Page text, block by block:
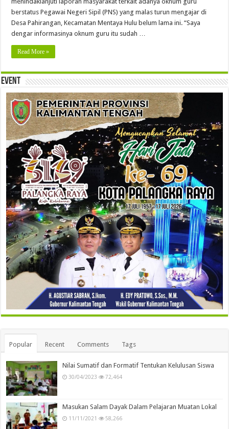
berstatus Pegawai Negeri Sipil (PNS) yang malas turun mengajar di
Desa Pahirangan, Kecamatan Mentaya Hulu belum lama ini. “Saya
dengar informasinya oknum guru itu sudah …
Read More »
Event
Popular Recent Comments Tags
Nilai Sumatif dan Formatif Tentukan Kelulusan Siswa
30/04/2023 72,464
Masukan Salam Dayak Dalam Pelajaran Muatan Lokal
11/11/2021 58,266